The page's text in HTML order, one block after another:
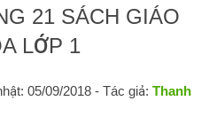
21 SÁCH GIÁO
LỚP 1
05/09/2018 - Tác giả: Thanh